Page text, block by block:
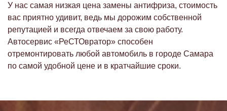
У нас самая низкая цена замены антифриза, стоимость
вас приятно удивит, ведь мы дорожим собственной
репутацией и всегда отвечаем за свою работу.
Автосервис «РеСТОвратор» способен
отремонтировать любой автомобиль в городе Самара
по самой удобной цене и в кратчайшие сроки.